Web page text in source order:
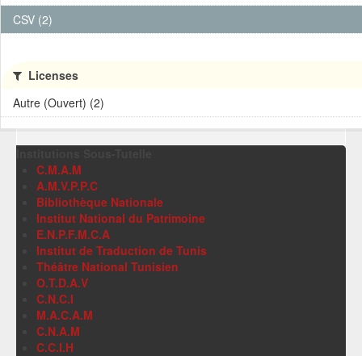
CSV (2)
Licenses
Autre (Ouvert) (2)
C.M.A.M
A.M.V.P.P.C
Bibliothèque Nationale
Institut National du Patrimoine
E.N.P.F.M.C.A
Institut de Traduction de Tunis
Théâtre National Tunisien
O.T.D.A.V
C.N.C.I
M.A.C.A.M
C.N.A.M
C.C.I.H